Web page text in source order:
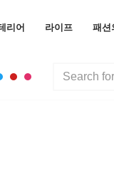
리어 라이프 패션